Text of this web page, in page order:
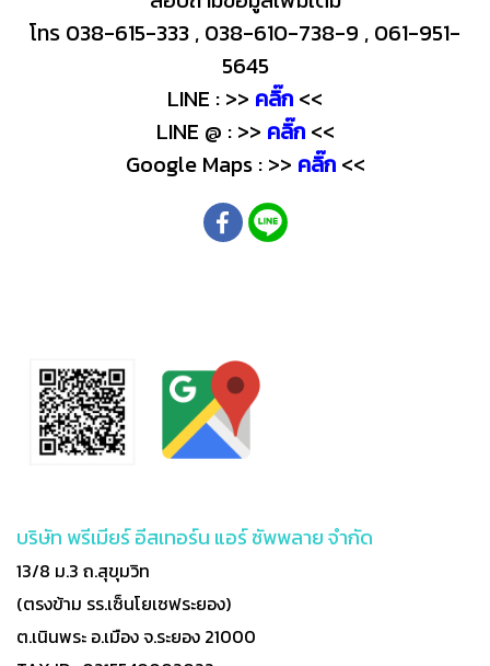
โทร 038-615-333 , 038-610-738-9 , 061-951-
5645
LINE : >> คลิ๊ก <<
LINE @ : >> คลิ๊ก<<
Google Maps : >> คลิ๊ก<<
บริษัท พรีเมียร์ อีสเทอร์น แอร์ ซัพพลาย จำกัด
13/8 ม.3 ถ.สุขุมวิท
(ตรงข้าม รร.เซ็นโยเซฟระยอง)
ต.เนินพระ อ.เมือง จ.ระยอง 21000